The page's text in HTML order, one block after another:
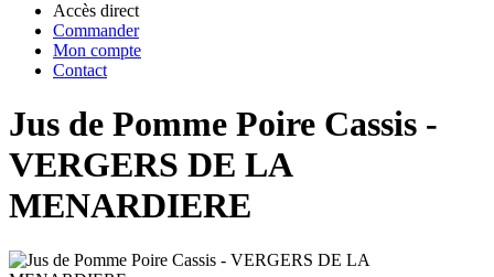
Accès direct
Commander
Mon compte
Contact
Jus de Pomme Poire Cassis -
VERGERS DE LA
MENARDIERE